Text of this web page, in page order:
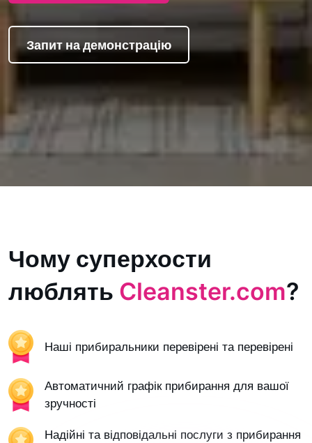
Запит на демонстрацію
Чому суперхости
люблять Cleanster.com?
Наші прибиральники перевірені та перевірені
Автоматичний графік прибирання для вашої
зручності
Надійні та відповідальні послуги з прибирання